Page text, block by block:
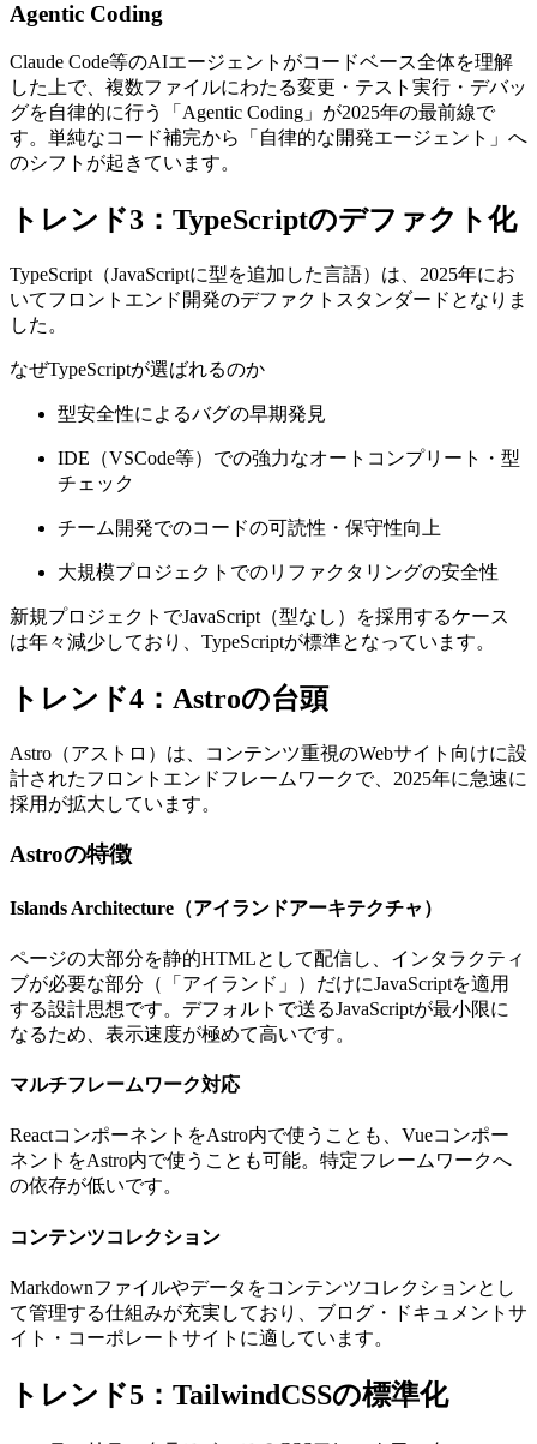
Agentic Coding
Claude Code等のAIエージェントがコードベース全体を理解
した上で、複数ファイルにわたる変更・テスト実行・デバッ
グを自律的に行う「Agentic Coding」が2025年の最前線で
す。単純なコード補完から「自律的な開発エージェント」へ
のシフトが起きています。
トレンド3：TypeScriptのデファクト化
TypeScript（JavaScriptに型を追加した言語）は、2025年にお
いてフロントエンド開発のデファクトスタンダードとなりま
した。
なぜTypeScriptが選ばれるのか
型安全性によるバグの早期発見
IDE（VSCode等）での強力なオートコンプリート・型
チェック
チーム開発でのコードの可読性・保守性向上
大規模プロジェクトでのリファクタリングの安全性
新規プロジェクトでJavaScript（型なし）を採用するケース
は年々減少しており、TypeScriptが標準となっています。
トレンド4：Astroの台頭
Astro（アストロ）は、コンテンツ重視のWebサイト向けに設
計されたフロントエンドフレームワークで、2025年に急速に
採用が拡大しています。
Astroの特徴
Islands Architecture（アイランドアーキテクチャ）
ページの大部分を静的HTMLとして配信し、インタラクティ
ブが必要な部分（「アイランド」）だけにJavaScriptを適用
する設計思想です。デフォルトで送るJavaScriptが最小限に
なるため、表示速度が極めて高いです。
マルチフレームワーク対応
ReactコンポーネントをAstro内で使うことも、Vueコンポー
ネントをAstro内で使うことも可能。特定フレームワークへ
の依存が低いです。
コンテンツコレクション
Markdownファイルやデータをコンテンツコレクションとし
て管理する仕組みが充実しており、ブログ・ドキュメントサ
イト・コーポレートサイトに適しています。
トレンド5：TailwindCSSの標準化